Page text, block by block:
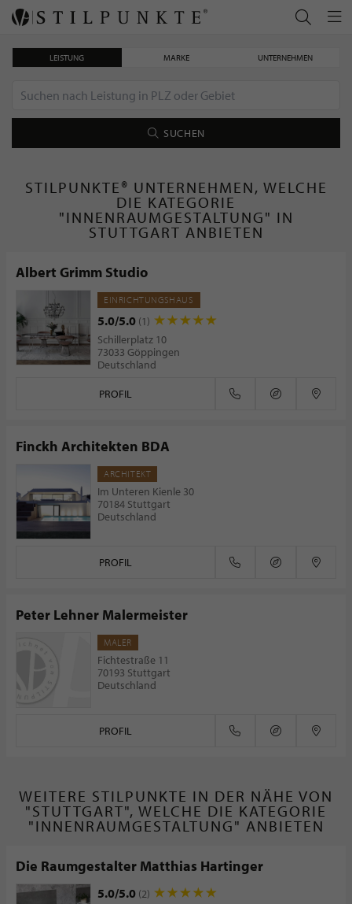
LEISTUNG MARKE UNTERNEHMEN
SUCHEN
STILPUNKTE® UNTERNEHMEN, WELCHE
DIE KATEGORIE
"INNENRAUMGESTALTUNG" IN
STUTTGART ANBIETEN
Albert Grimm Studio
EINRICHTUNGSHAUS
5.0/5.0 (1)
Schillerplatz 10
73033 Göppingen
Deutschland
PROFIL
Finckh Architekten BDA
ARCHITEKT
Im Unteren Kienle 30
70184 Stuttgart
Deutschland
PROFIL
Peter Lehner Malermeister
MALER
Fichtestraße 11
70193 Stuttgart
Deutschland
PROFIL
WEITERE STILPUNKTE IN DER NÄHE VON
"STUTTGART", WELCHE DIE KATEGORIE
"INNENRAUMGESTALTUNG" ANBIETEN
Die Raumgestalter Matthias Hartinger
5.0/5.0 (2)